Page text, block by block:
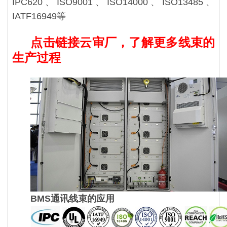
IPC620、ISO9001、ISO14000、ISO13485、
IATF16949等
点击链接云审厂，了解更多线束的
生产过程
BMS通讯线束的应用